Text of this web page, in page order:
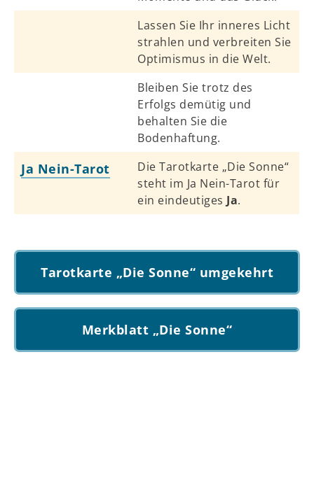
Lassen Sie Ihr inneres Licht
strahlen und verbreiten Sie
Optimismus in die Welt.
Bleiben Sie trotz des
Erfolgs demütig und
behalten Sie die
Bodenhaftung.
Ja Nein-Tarot
Die Tarotkarte „Die Sonne“
steht im Ja Nein-Tarot für
ein eindeutiges Ja.
Tarotkarte „Die Sonne“ umgekehrt
Merkblatt „Die Sonne“